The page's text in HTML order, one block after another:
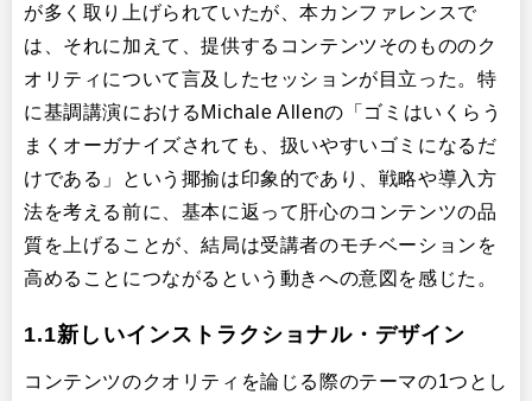
が多く取り上げられていたが、本カンファレンスで
は、それに加えて、提供するコンテンツそのもののク
オリティについて言及したセッションが目立った。特
に基調講演におけるMichale Allenの「ゴミはいくらう
まくオーガナイズされても、扱いやすいゴミになるだ
けである」という揶揄は印象的であり、戦略や導入方
法を考える前に、基本に返って肝心のコンテンツの品
質を上げることが、結局は受講者のモチベーションを
高めることにつながるという動きへの意図を感じた。
1.1新しいインストラクショナル・デザイン
コンテンツのクオリティを論じる際のテーマの1つとし